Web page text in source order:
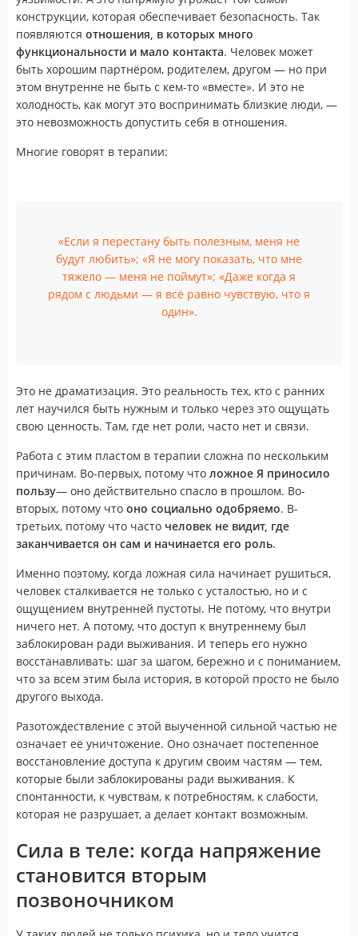
конструкции, которая обеспечивает безопасность. Так
появляются отношения, в которых много
функциональности и мало контакта. Человек может
быть хорошим партнёром, родителем, другом — но при
этом внутренне не быть с кем-то «вместе». И это не
холодность, как могут это воспринимать близкие люди, —
это невозможность допустить себя в отношения.
Многие говорят в терапии:
«Если я перестану быть полезным, меня не
будут любить»; «Я не могу показать, что мне
тяжело — меня не поймут»; «Даже когда я
рядом с людьми — я всё равно чувствую, что я
один».
Это не драматизация. Это реальность тех, кто с ранних
лет научился быть нужным и только через это ощущать
свою ценность. Там, где нет роли, часто нет и связи.
Работа с этим пластом в терапии сложна по нескольким
причинам. Во-первых, потому что ложное Я приносило
пользу— оно действительно спасло в прошлом. Во-
вторых, потому что оно социально одобряемо. В-
третьих, потому что часто человек не видит, где
заканчивается он сам и начинается его роль.
Именно поэтому, когда ложная сила начинает рушиться,
человек сталкивается не только с усталостью, но и с
ощущением внутренней пустоты. Не потому, что внутри
ничего нет. А потому, что доступ к внутреннему был
заблокирован ради выживания. И теперь его нужно
восстанавливать: шаг за шагом, бережно и с пониманием,
что за всем этим была история, в которой просто не было
другого выхода.
Разотождествление с этой выученной сильной частью не
означает её уничтожение. Оно означает постепенное
восстановление доступа к другим своим частям — тем,
которые были заблокированы ради выживания. К
спонтанности, к чувствам, к потребностям, к слабости,
которая не разрушает, а делает контакт возможным.
Сила в теле: когда напряжение
становится вторым
позвоночником